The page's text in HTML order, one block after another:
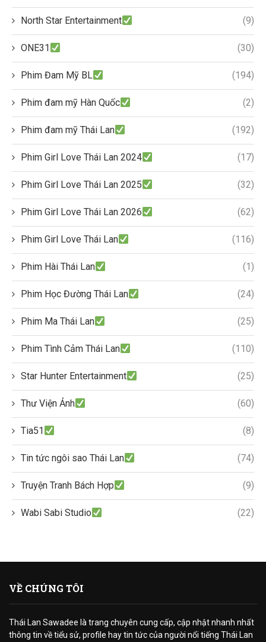
North Star Entertainment (9)
ONE31 (30)
Phim Đam Mỹ BL (194)
Phim đam mỹ Hàn Quốc (2)
Phim đam mỹ Thái Lan (192)
Phim Girl Love Thái Lan 2024 (17)
Phim Girl Love Thái Lan 2025 (32)
Phim Girl Love Thái Lan 2026 (62)
Phim Girl Love Thái Lan (116)
Phim Hài Thái Lan (1)
Phim Học Đường Thái Lan (24)
Phim Ma Thái Lan (25)
Phim Tình Cảm Thái Lan (110)
Star Hunter Entertainment (25)
Thư Viện Ảnh (60)
Tia51 (8)
Tin tức ngôi sao Thái Lan (74)
Truyện Tranh Bách Hợp (9)
Wabi Sabi Studio (22)
VỀ CHÚNG TÔI
Thái Lan Sawadee là trang chuyên cung cấp, cập nhật nhanh nhất
thông tin về tiểu sử, profile hay tin tức của người nổi tiếng Thái Lan